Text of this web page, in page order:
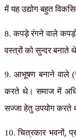
में यह उद्योग बहुत
8. कपड़े रंगने वाले
वस्त्रों को सुन्दर बनाते
9. आभूषण बनाने वाले
करते थे। समाज में
सज्जा हेतु उपयोग करते
10. चित्रकार भवनों,